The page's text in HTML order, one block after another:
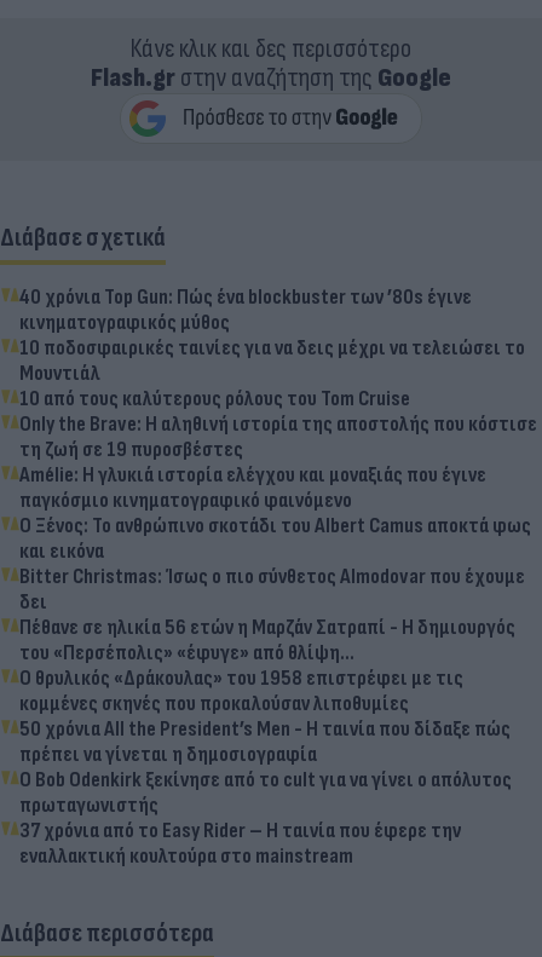
Κάνε κλικ και δες περισσότερο
Flash.grστην αναζήτηση της Google
Διάβασε σχετικά
40 χρόνια Top Gun: Πώς ένα blockbuster των ’80s έγινε
κινηματογραφικός μύθος
10 ποδοσφαιρικές ταινίες για να δεις μέχρι να τελειώσει το
Μουντιάλ
10 από τους καλύτερους ρόλους του Tom Cruise
Only the Brave: Η αληθινή ιστορία της αποστολής που κόστισε
τη ζωή σε 19 πυροσβέστες
Amélie: Η γλυκιά ιστορία ελέγχου και μοναξιάς που έγινε
παγκόσμιο κινηματογραφικό φαινόμενο
Ο Ξένος: Το ανθρώπινο σκοτάδι του Albert Camus αποκτά φως
και εικόνα
Bitter Christmas: Ίσως ο πιο σύνθετος Almodovar που έχουμε
δει
Πέθανε σε ηλικία 56 ετών η Μαρζάν Σατραπί - Η δημιουργός
του «Περσέπολις» «έφυγε» από θλίψη...
Ο θρυλικός «Δράκουλας» του 1958 επιστρέφει με τις
κομμένες σκηνές που προκαλούσαν λιποθυμίες
50 χρόνια All the President’s Men - H ταινία που δίδαξε πώς
πρέπει να γίνεται η δημοσιογραφία
Ο Bob Odenkirk ξεκίνησε από το cult για να γίνει ο απόλυτος
πρωταγωνιστής
37 χρόνια από το Easy Rider – Η ταινία που έφερε την
εναλλακτική κουλτούρα στο mainstream
Διάβασε περισσότερα